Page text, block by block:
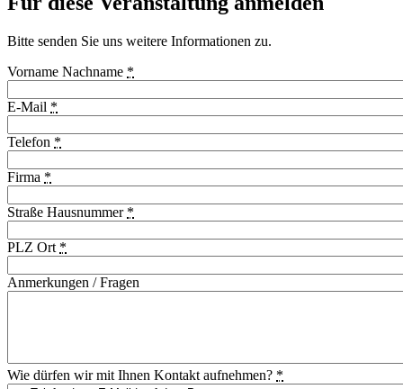
Bitte senden Sie uns weitere Informationen zu.
Vorname Nachname *
E-Mail *
Telefon *
Firma *
Straße Hausnummer *
PLZ Ort *
Anmerkungen / Fragen
Wie dürfen wir mit Ihnen Kontakt aufnehmen? *